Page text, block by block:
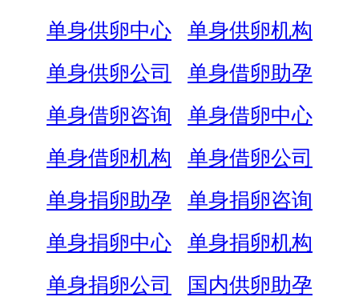
单身供卵中心
单身供卵机构
单身供卵公司
单身借卵助孕
单身借卵咨询
单身借卵中心
单身借卵机构
单身借卵公司
单身捐卵助孕
单身捐卵咨询
单身捐卵中心
单身捐卵机构
单身捐卵公司
国内供卵助孕